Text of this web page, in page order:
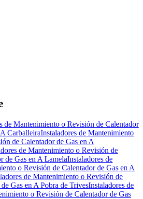
de Mantenimiento o Revisión de Calentador
CarballeiraInstaladores de Mantenimiento
de Calentador de Gas en A
de Mantenimiento o Revisión de
de Gas en A LamelaInstaladores de
o Revisión de Calentador de Gas en A
de Mantenimiento o Revisión de
Gas en A Pobra de TrivesInstaladores de
o Revisión de Calentador de Gas